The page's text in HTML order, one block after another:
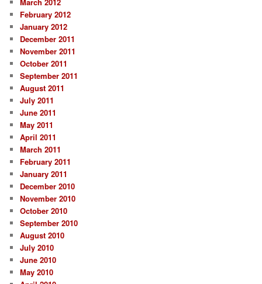
February 2012
January 2012
December 2011
November 2011
October 2011
September 2011
August 2011
July 2011
June 2011
May 2011
April 2011
March 2011
February 2011
January 2011
December 2010
November 2010
October 2010
September 2010
August 2010
July 2010
June 2010
May 2010